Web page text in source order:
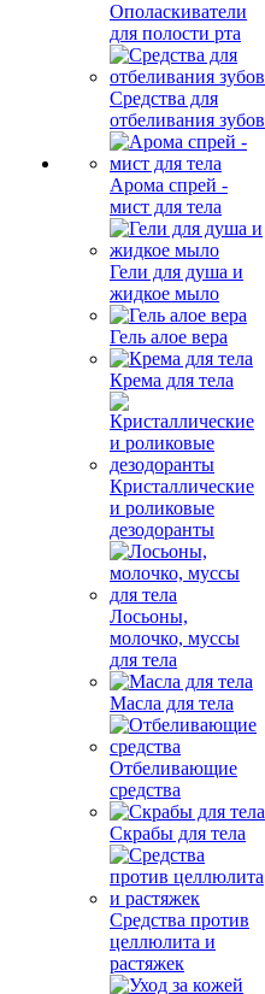
Ополаскиватели
для полости рта
Средства для
отбеливания зубов
Арома спрей -
мист для тела
Гели для душа и
жидкое мыло
Гель алое вера
Крема для тела
Кристаллические
и роликовые
дезодоранты
Лосьоны,
молочко, муссы
для тела
Масла для тела
Отбеливающие
средства
Скрабы для тела
Средства против
целлюлита и
растяжек